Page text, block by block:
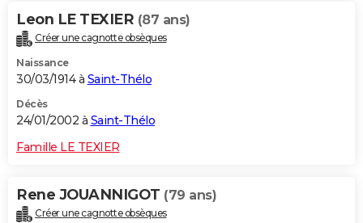
Leon LE TEXIER (87 ans)
Créer une cagnotte obsèques
Naissance
30/03/1914 à Saint-Thélo
Décès
24/01/2002 à Saint-Thélo
Famille LE TEXIER
Rene JOUANNIGOT (79 ans)
Créer une cagnotte obsèques